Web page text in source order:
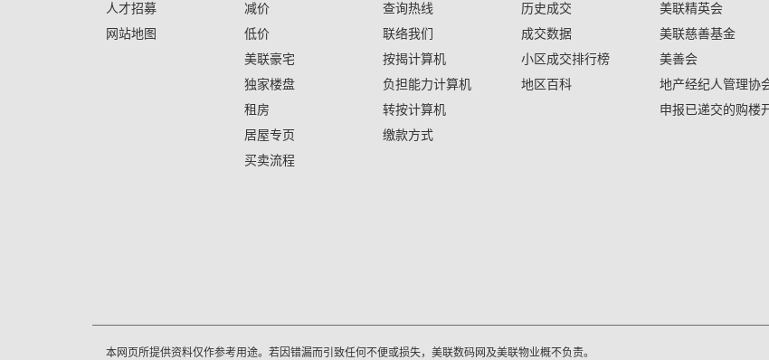
人才招募
网站地图
减价
低价
美联豪宅
独家楼盘
租房
居屋专页
买卖流程
查询热线
联络我们
按揭计算机
负担能力计算机
转按计算机
缴款方式
历史成交
成交数据
小区成交排行榜
地区百科
美联精英会
美联慈善基金
美善会
地产经纪人管理协
申报已递交的购楼
本网页所提供资料仅作参考用途。若因错漏而引致任何不便或损失，美联数码网及美联物业概不负责。